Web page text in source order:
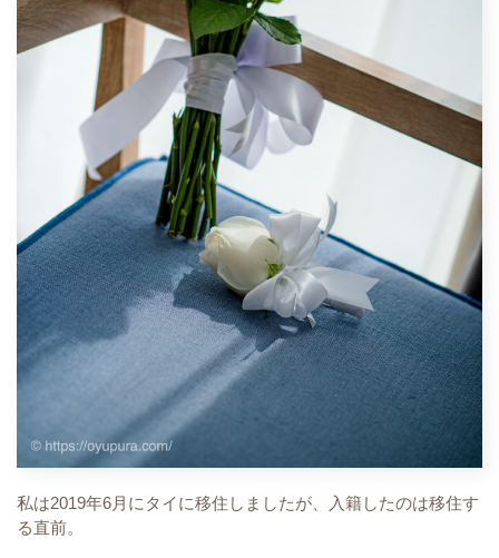
私は2019年6月にタイに移住しましたが、入籍したのは移住す
る直前。